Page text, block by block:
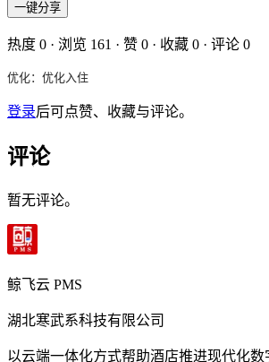
一键分享
热度 0 · 浏览 161 · 赞 0 · 收藏 0 · 评论 0
优化：优化入住
登录后可点赞、收藏与评论。
评论
暂无评论。
鲸飞云 PMS
湖北寒武系科技有限公司
以云端一体化方式帮助酒店推进现代化